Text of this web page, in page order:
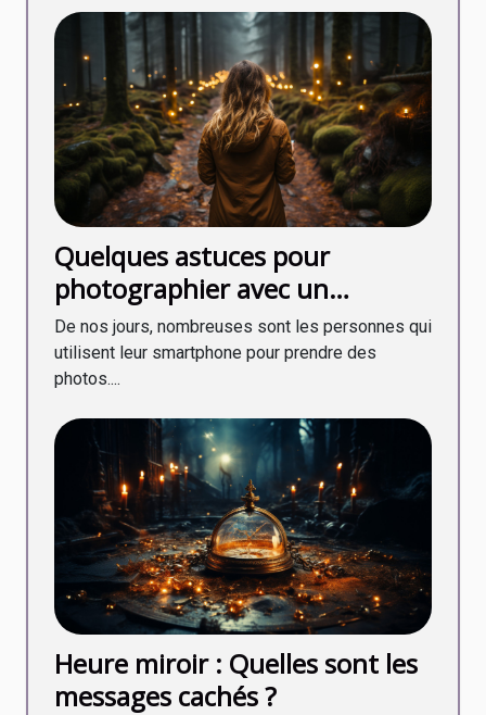
Quelques astuces pour
photographier avec un
smartphone
De nos jours, nombreuses sont les personnes qui
utilisent leur smartphone pour prendre des
photos....
Heure miroir : Quelles sont les
messages cachés ?